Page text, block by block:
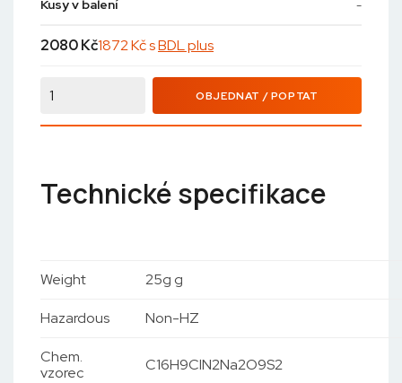
Kusy v balení -
2080Kč1872 Kč sBDL plus
OBJEDNAT / POPTAT
Technické specifikace
Weight 25g g
Hazardous Non-HZ
Chem.
vzorec
C16H9ClN2Na2O9S2